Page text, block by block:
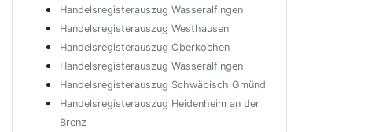
Handelsregisterauszug Wasseralfingen
Handelsregisterauszug Westhausen
Handelsregisterauszug Oberkochen
Handelsregisterauszug Wasseralfingen
Handelsregisterauszug Schwäbisch Gmünd
Handelsregisterauszug Heidenheim an der
Brenz